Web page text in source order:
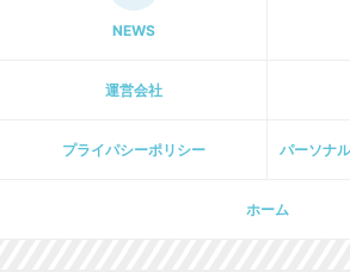
NEWS
運営会社
プライパシーポリシー パーソナ
ホーム